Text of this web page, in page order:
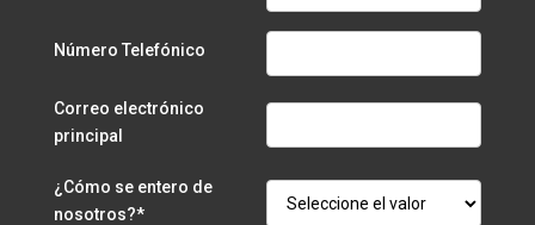
Número Telefónico
Correo electrónico
principal
¿Cómo se entero de
nosotros?*